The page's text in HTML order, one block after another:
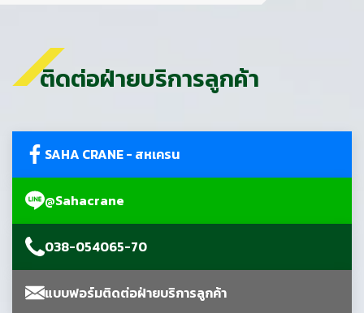
ติดต่อฝ่ายบริการลูกค้า
SAHA CRANE - สหเครน
@Sahacrane
038-054065-70
แบบฟอร์มติดต่อฝ่ายบริการลูกค้า